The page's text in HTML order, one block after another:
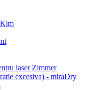
laser Zimmer
excesiva) - miraDry